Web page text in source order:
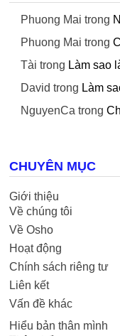
Phuong Mai trong
Phuong Mai trong
Tài trong Làm sao
David trong Làm
NguyenCa trong
CHUYÊN MỤC
Giới thiệu
Về chúng tôi
Về Osho
Hoạt động
Chính sách riêng tư
Liên kết
Vấn đề khác
Hiểu bản thân mình